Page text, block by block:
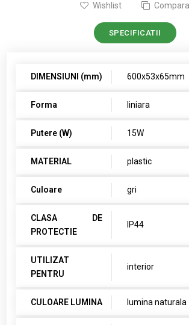
Wishlist Compara
SPECIFICATII
DIMENSIUNI (mm) 600x53x65mm
Forma liniara
Putere (W) 15W
MATERIAL plastic
Culoare gri
CLASA DE
PROTECTIE
IP44
UTILIZAT
PENTRU
interior
CULOARE LUMINA lumina naturala